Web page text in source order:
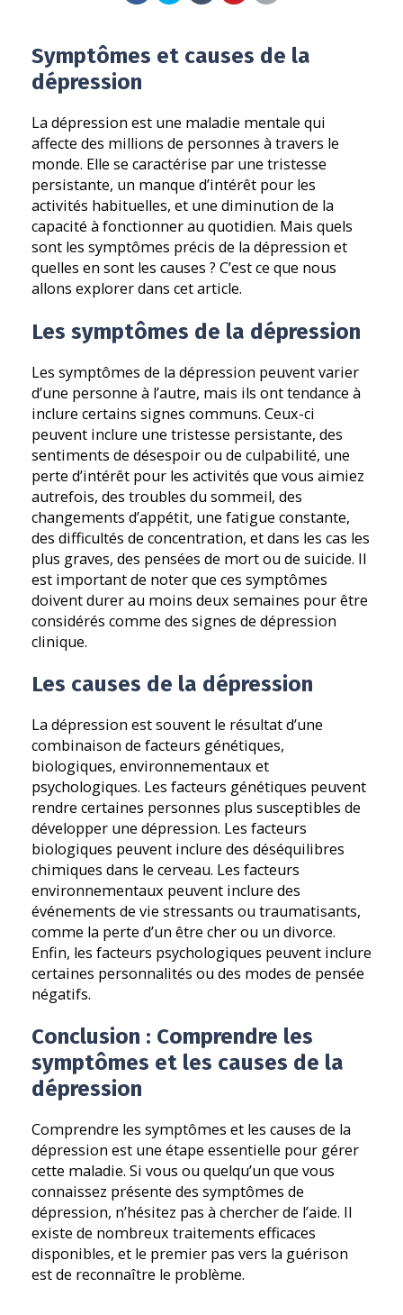
Symptômes et causes de la
dépression
La dépression est une maladie mentale qui
affecte des millions de personnes à travers le
monde. Elle se caractérise par une tristesse
persistante, un manque d’intérêt pour les
activités habituelles, et une diminution de la
capacité à fonctionner au quotidien. Mais quels
sont les symptômes précis de la dépression et
quelles en sont les causes ? C’est ce que nous
allons explorer dans cet article.
Les symptômes de la dépression
Les symptômes de la dépression peuvent varier
d’une personne à l’autre, mais ils ont tendance à
inclure certains signes communs. Ceux-ci
peuvent inclure une tristesse persistante, des
sentiments de désespoir ou de culpabilité, une
perte d’intérêt pour les activités que vous aimiez
autrefois, des troubles du sommeil, des
changements d’appétit, une fatigue constante,
des difficultés de concentration, et dans les cas les
plus graves, des pensées de mort ou de suicide. Il
est important de noter que ces symptômes
doivent durer au moins deux semaines pour être
considérés comme des signes de dépression
clinique.
Les causes de la dépression
La dépression est souvent le résultat d’une
combinaison de facteurs génétiques,
biologiques, environnementaux et
psychologiques. Les facteurs génétiques peuvent
rendre certaines personnes plus susceptibles de
développer une dépression. Les facteurs
biologiques peuvent inclure des déséquilibres
chimiques dans le cerveau. Les facteurs
environnementaux peuvent inclure des
événements de vie stressants ou traumatisants,
comme la perte d’un être cher ou un divorce.
Enfin, les facteurs psychologiques peuvent inclure
certaines personnalités ou des modes de pensée
négatifs.
Conclusion : Comprendre les
symptômes et les causes de la
dépression
Comprendre les symptômes et les causes de la
dépression est une étape essentielle pour gérer
cette maladie. Si vous ou quelqu’un que vous
connaissez présente des symptômes de
dépression, n’hésitez pas à chercher de l’aide. Il
existe de nombreux traitements efficaces
disponibles, et le premier pas vers la guérison
est de reconnaître le problème.